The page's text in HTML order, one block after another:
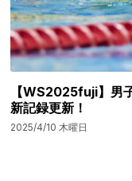
【WS2025fuji】男
新記録更新！
2025/4/10 木曜日